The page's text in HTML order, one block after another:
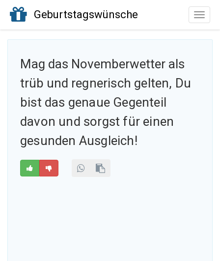
Toggle
Geburtstagswünsche
Mag das Novemberwetter als
trüb und regnerisch gelten, Du
bist das genaue Gegenteil
davon und sorgst für einen
gesunden Ausgleich!